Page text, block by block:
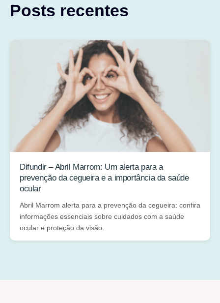
Posts recentes
Difundir – Abril Marrom: Um alerta para a
prevenção da cegueira e a importância da saúde
ocular
Abril Marrom alerta para a prevenção da cegueira: confira
informações essenciais sobre cuidados com a saúde
ocular e proteção da visão.